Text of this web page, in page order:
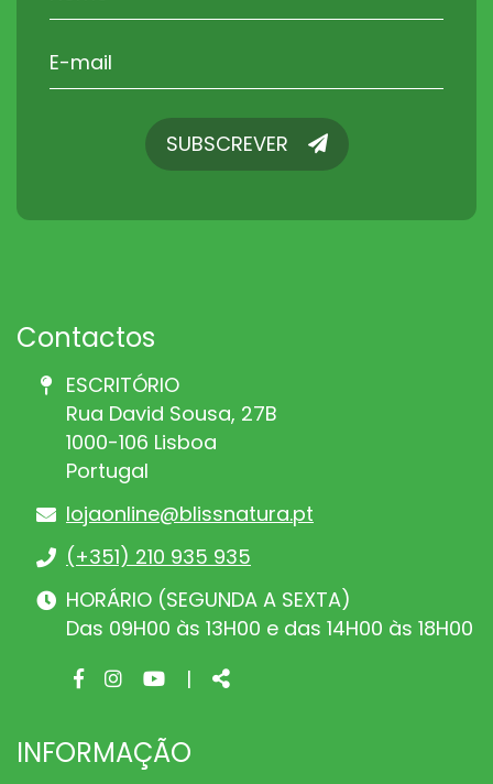
SUBSCREVERSUBSCREVER
Contactos
ESCRITÓRIO
Rua David Sousa, 27B
1000-106 Lisboa
Portugal
lojaonline@blissnatura.pt
(+351) 210 935 935
HORÁRIO (SEGUNDA A SEXTA)
Das 09H00 às 13H00 e das 14H00 às 18H00
Facebook
Instagram
Youtube
| Share
INFORMAÇÃO